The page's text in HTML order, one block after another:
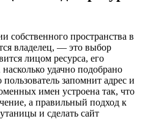
собственного пространства в
владелец, — это выбор
лицом ресурса, его
удачно подобрано
запомнит адрес и
имен устроена так, что
а правильный подход к
и сделать сайт